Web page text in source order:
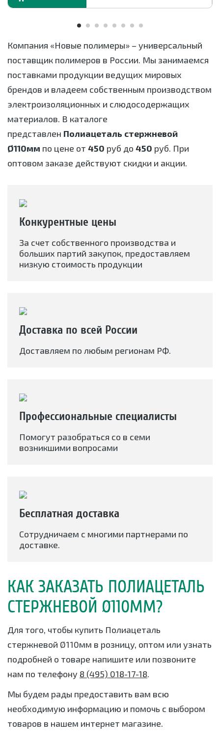
Компания «Новые полимеры» – универсальный
поставщик полимеров в России. Мы занимаемся
поставками продукции ведущих мировых
брендов и владеем собственным производством
электроизоляционных и слюдосодержащих
материалов. В каталоге
представлен Полиацеталь стержневой
Ø110мм по цене от 450 руб до 450 руб. При
оптовом заказе действуют скидки и акции.
Конкурентные цены
За счет собственного производства и
больших партий закупок, предоставляем
низкую стоимость продукции
Доставка по всей России
Доставляем по любым регионам РФ.
Профессиональные специалисты
Помогут разобраться со в семи
возникшими вопросами
Бесплатная доставка
Сотрудничаем с многими партнерами по
доставке.
КАК ЗАКАЗАТЬ ПОЛИАЦЕТАЛЬ
СТЕРЖНЕВОЙ Ø110ММ?
Для того, чтобы купить Полиацеталь
стержневой Ø110мм в розницу, оптом или узнать
подробней о товаре напишите или позвоните
нам по телефону 8 (495) 018-17-18.
Мы будем рады предоставить вам всю
необходимую информацию и помочь с выбором
товаров в нашем интернет магазине.